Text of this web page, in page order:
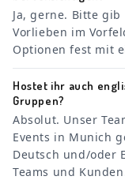
Ja, gerne. Bitte
Vorlieben im
Optionen fest mit
Hostet ihr auch
Gruppen?
Absolut. Unser
Events in Munich
Deutsch und/oder
Teams und